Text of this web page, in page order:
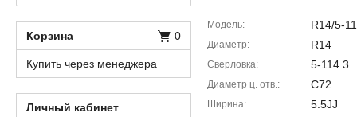
Модель R14/5-
Диаметр R14
Сверловка 5-114.3
Диаметр ц. отв. C72
Ширина 5.5JJ
Корзина 0
Купить через менеджера
Личный кабинет